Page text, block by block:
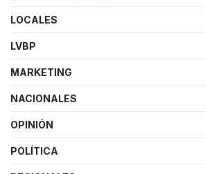
LOCALES
LVBP
MARKETING
NACIONALES
OPINIÓN
POLÍTICA